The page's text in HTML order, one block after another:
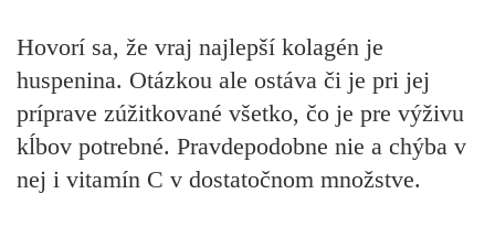
Hovorí sa, že vraj najlepší kolagén je
huspenina. Otázkou ale ostáva či je pri jej
príprave zúžitkované všetko, čo je pre výživu
kĺbov potrebné. Pravdepodobne nie a chýba v
nej i vitamín C v dostatočnom množstve.